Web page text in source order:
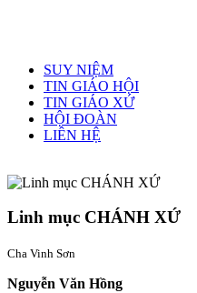
SUY NIỆM
TIN GIÁO HỘI
TIN GIÁO XỨ
HỘI ĐOÀN
LIÊN HỆ
Linh mục CHÁNH XỨ
Cha Vinh Sơn
Nguyễn Văn Hồng